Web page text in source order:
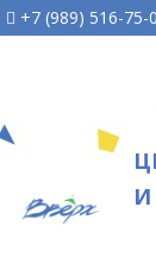
+7 (989) 516-75-